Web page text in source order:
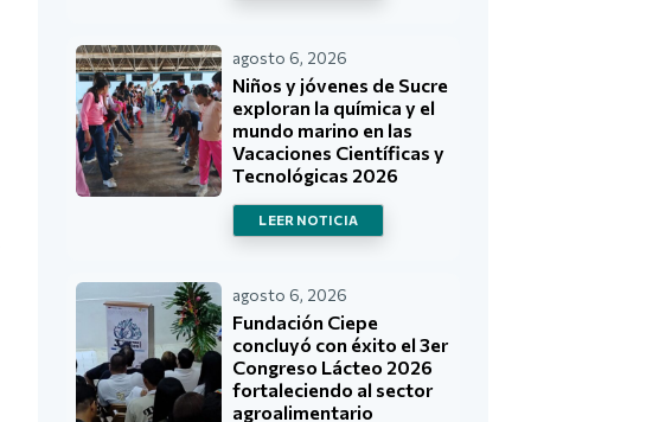
agosto 6, 2026
Niños y jóvenes de Sucre
exploran la química y el
mundo marino en las
Vacaciones Científicas y
Tecnológicas 2026
LEER NOTICIA
agosto 6, 2026
Fundación Ciepe
concluyó con éxito el 3er
Congreso Lácteo 2026
fortaleciendo al sector
agroalimentario